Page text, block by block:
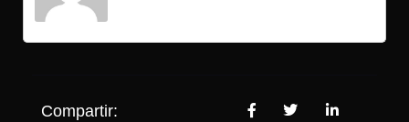
Compartir: